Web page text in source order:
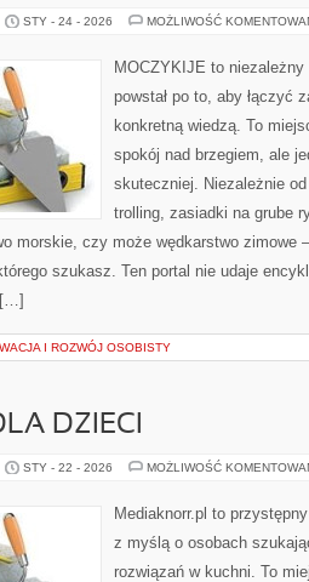
STY - 24 - 2026 MOŻLIWOŚĆ
MOCZYKIJE to
powstał po to, aby łączyć
konkretną wiedzą. To
spokój nad brzegiem, ale
skuteczniej. Niezależnie
trolling, zasiadki na grube
morskie, czy może wędkarstwo zimowe
szukasz. Ten portal nie udaje
[…]
I ROZWÓJ OSOBISTY
DZIECI
STY - 22 - 2026 MOŻLIWOŚĆ
Mediaknorr.pl to
z myślą o osobach
rozwiązań w kuchni. To